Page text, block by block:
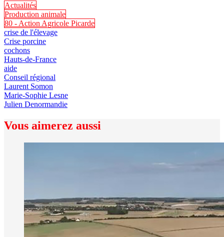
Actualités
Production animale
80 - Action Agricole Picarde
crise de l'élevage
Crise porcine
cochons
Hauts-de-France
aide
Conseil régional
Laurent Somon
Marie-Sophie Lesne
Julien Denormandie
Vous aimerez aussi